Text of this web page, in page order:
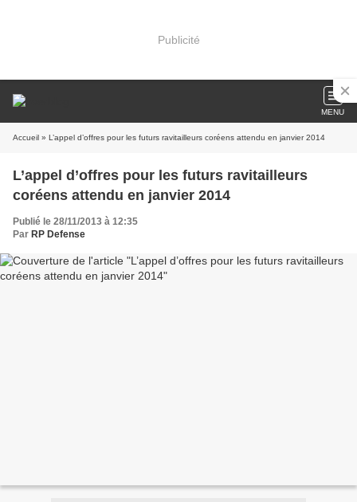
Publicité
MENU
Accueil » L’appel d’offres pour les futurs ravitailleurs coréens attendu en janvier 2014
L’appel d’offres pour les futurs ravitailleurs
coréens attendu en janvier 2014
Publié le 28/11/2013 à 12:35
Par RP Defense